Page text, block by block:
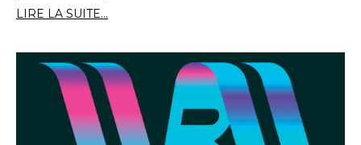
LIRE LA SUITE...